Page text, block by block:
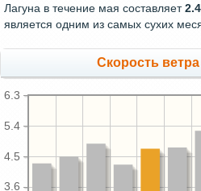
Лагуна в течение мая составляет
является одним из самых сухих
Скорость
3.6
4.5
5.4
6.3